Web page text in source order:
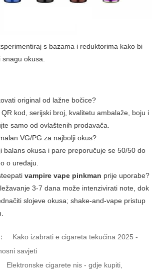
s bazama i reduktorima kako bi
okusa.
original od lažne bočice?
QR kod, serijski broj, kvalitetu ambalaže, boju i
samo od ovlaštenih prodavača.
VG/PG za najbolji okus?
balans okusa i pare preporučuje se 50/50 do
o uređaju.
vampire vape pinkman prije uporabe?
3-7 dana može intenzivirati note, dok
slojeve okusa; shake-and-vape pristup
Kako izabrati e cigareta tekućina 2025 -
savjeti
Elektronske cigarete nis - gdje kupiti,